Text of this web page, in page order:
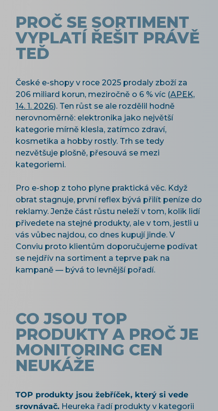
PROČ SE SORTIMENT
VYPLATÍ ŘEŠIT PRÁVĚ
TEĎ
České e-shopy v roce 2025 prodaly zboží za
206 miliard korun, meziročně o 6 % víc (APEK,
14. 1. 2026). Ten růst se ale rozdělil hodně
nerovnoměrně: elektronika jako největší
kategorie mírně klesla, zatímco zdraví,
kosmetika a hobby rostly. Trh se tedy
nezvětšuje plošně, přesouvá se mezi
kategoriemi.
Pro e-shop z toho plyne praktická věc. Když
obrat stagnuje, první reflex bývá přilít peníze do
reklamy. Jenže část růstu neleží v tom, kolik lidí
přivedete na stejné produkty, ale v tom, jestli u
vás vůbec najdou, co dnes kupují jinde. V
Conviu proto klientům doporučujeme podívat
se nejdřív na sortiment a teprve pak na
kampaně — bývá to levnější pořadí.
CO JSOU TOP
PRODUKTY A PROČ JE
MONITORING CEN
NEUKÁŽE
TOP produkty jsou žebříček, který si vede
srovnávač. Heureka řadí produkty v kategorii